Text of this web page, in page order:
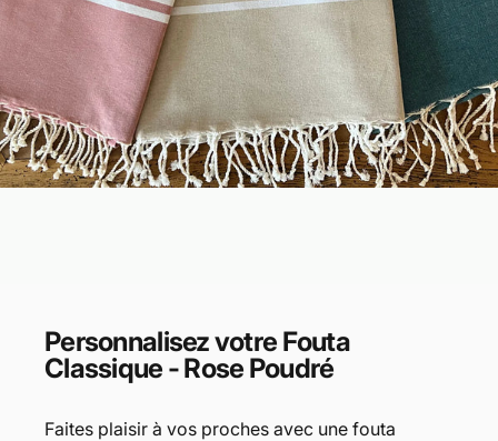
Recyclé
Certifié
Personnalisezvotre Fouta
Classique - Rose Poudré
Faites plaisir à vos proches avec une fouta